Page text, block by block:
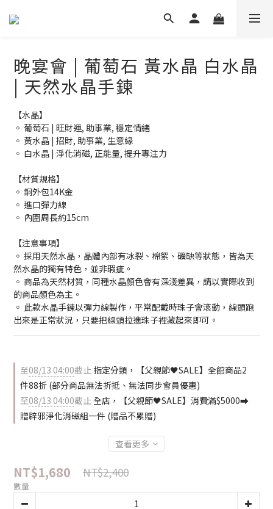
晚宴會 | 葡萄石 黃水晶 白水晶
| 天然水晶手鍊
【水晶】
◦ 葡萄石 | 旺財運, 助事業, 穩定情緒
◦ 黃水晶 | 招財, 助事業, 生意緣
◦ 白水晶 | 淨化消磁, 正能量, 提升專注力
【材質規格】
◦ 銅外包14K金
◦ 進口彈力線
◦ 內圍周長約15cm
【注意事項】
◦ 採用天然水晶，晶體內部有冰裂、棉絮、礦缺等狀態，皆為天
然水晶的獨有特色，並非瑕疵。
◦ 商品為天然材質，同種水晶顏色會有深淺差異，請以實際收到
的商品顏色為主。
◦ 此款水晶手鍊以彈力線製作，平常配戴時珠子會滾動，線頭跑
出來是正常狀況，只要把線頭拉進珠子裡藏起來即可。
至08/13 04:00截止 指定分類，【父親節🖤SALE】全館商品2
件88折 (部分商品無法折抵、無法同步會員優惠)
至08/13 04:00截止全店，【父親節🖤SALE】消費滿$5000⮕
贈辟邪淨化消磁組一件 (贈品不累贈)
查看更多
NT$1,680 NT$2,400
數量